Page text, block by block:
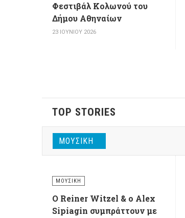
Φεστιβάλ Κολωνού του
Δήμου Αθηναίων
23 ΙΟΥΝΊΟΥ 2026
TOP STORIES
ΜΟΥΣΙΚΉ
ΜΟΥΣΙΚΉ
Ο Reiner Witzel & ο Alex
Sipiagin συμπράττουν με